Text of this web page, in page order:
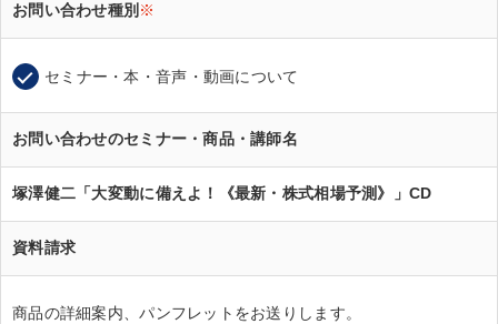
お問い合わせ種別 ※
セミナー・本・音声・動画について
お問い合わせのセミナー・商品・講師名
塚澤健二「大変動に備えよ！《最新・株式相場予測》」CD
資料請求
商品の詳細案内、パンフレットをお送りします。